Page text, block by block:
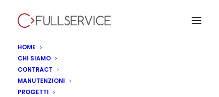
HOME
CHI SIAMO
CONTRACT
MANUTENZIONI
PROGETTIInaugura Old Wild